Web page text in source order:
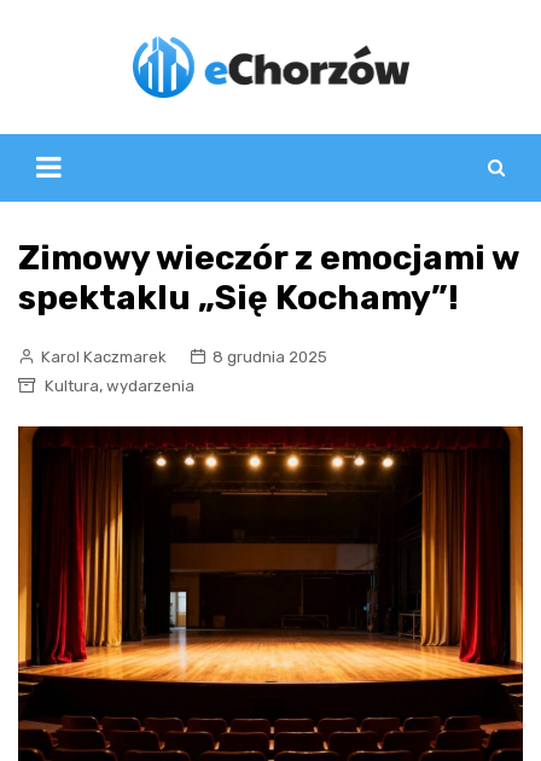
Zimowy wieczór z emocjami w
spektaklu „Się Kochamy”!
Karol Kaczmarek
8 grudnia 2025
Kultura, wydarzenia